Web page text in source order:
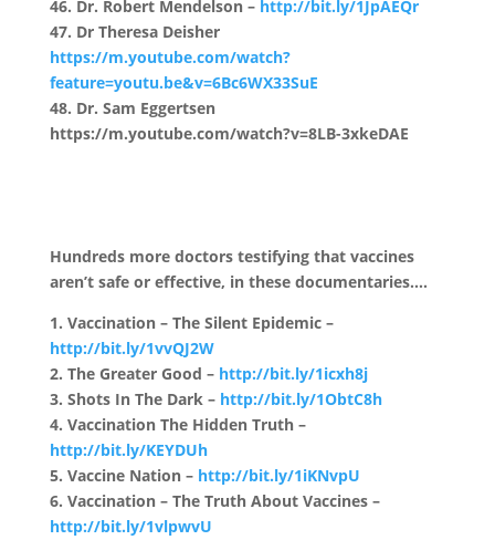
46. Dr. Robert Mendelson – http://bit.ly/1JpAEQr
47. Dr Theresa Deisher
https://m.youtube.com/watch?
feature=youtu.be&v=6Bc6WX33SuE
48. Dr. Sam Eggertsen
https://m.youtube.com/watch?v=8LB-3xkeDAE
Hundreds more doctors testifying that vaccines
aren’t safe or effective, in these documentaries….
1. Vaccination – The Silent Epidemic –
http://bit.ly/1vvQJ2W
2. The Greater Good – http://bit.ly/1icxh8j
3. Shots In The Dark – http://bit.ly/1ObtC8h
4. Vaccination The Hidden Truth –
http://bit.ly/KEYDUh
5. Vaccine Nation – http://bit.ly/1iKNvpU
6. Vaccination – The Truth About Vaccines –
http://bit.ly/1vlpwvU